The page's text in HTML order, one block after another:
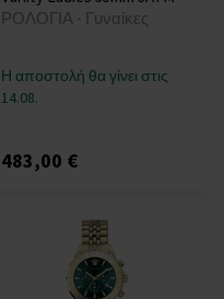
ΡΟΛΟΓΙΑ - Γυναίκες
Η αποστολή θα γίνει στις
14.08.
483,00 €